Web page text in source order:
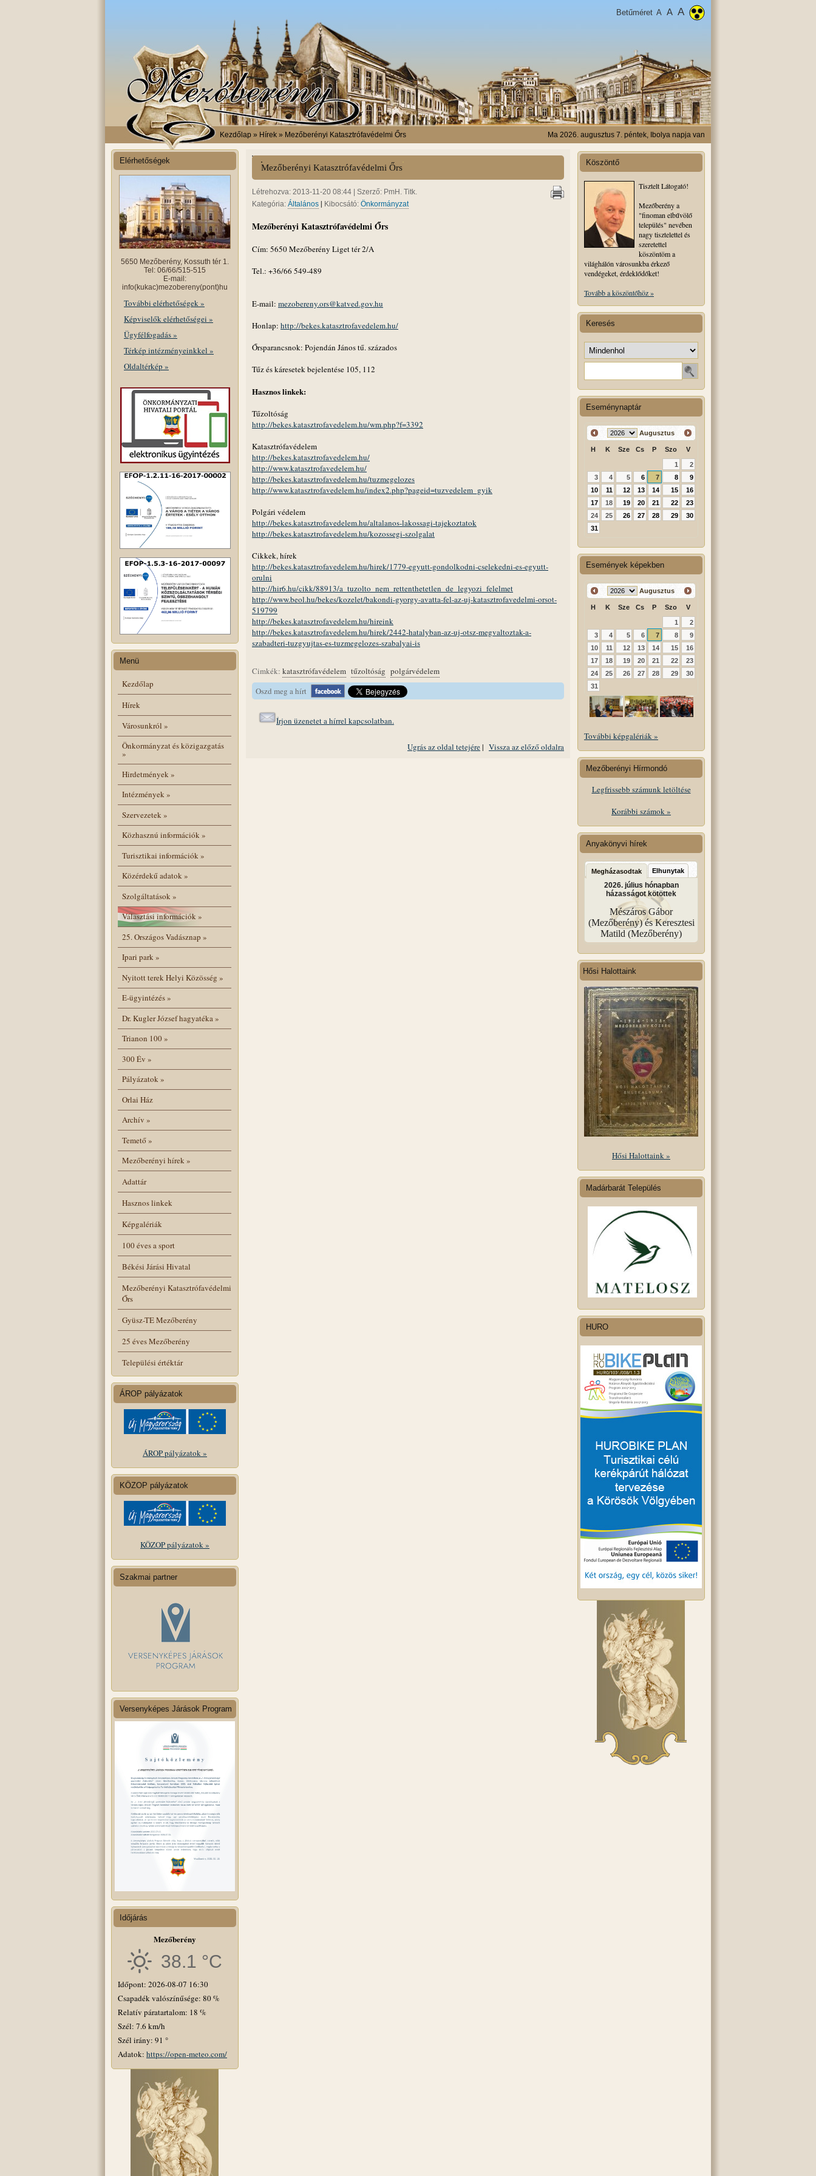
Betűméret A A A
Kezdőlap » Hírek » Mezőberényi Katasztrófavédelmi Őrs Ma 2026. augusztus 7. péntek, Ibolya napja van
Elérhetőségek
5650 Mezőberény, Kossuth tér 1.
Tel: 06/66/515-515
E-mail:
info(kukac)mezobereny(pont)hu
További elérhetőségek »
Képviselők elérhetőségei »
Ügyfélfogadás »
Térkép intézményeinkkel »
Oldaltérkép »
Menü
Kezdőlap
Hírek
Városunkról »
Önkormányzat és közigazgatás
»
Hirdetmények»
Intézmények»
Szervezetek»
Közhasznú információk»
Turisztikai információk»
Közérdekű adatok»
Szolgáltatások»
Választási információk»
25. Országos Vadásznap »
Ipari park»
Nyitott terek Helyi Közösség »
E-ügyintézés»
Dr. Kugler József hagyatéka»
Trianon 100»
300 Év »
Pályázatok»
Orlai Ház
Archív »
Temető»
Mezőberényi hírek»
Adattár
Hasznos linkek
Képgalériák
100 éves a sport
Békési Járási Hivatal
Mezőberényi Katasztrófavédelmi
Őrs
Gyüsz-TE Mezőberény
25 éves Mezőberény
Települési értéktár
ÁROP pályázatok
ÁROP pályázatok »
KÖZOP pályázatok
KÖZOP pályázatok »
Szakmai partner
Versenyképes Járások Program
Időjárás
Mezőberény
38.1 °C
Időpont: 2026-08-07 16:30
Csapadék valószínűsége: 80 %
Relatív páratartalom: 18 %
Szél: 7.6 km/h
Szél irány: 91 °
Adatok: https://open-meteo.com/
Mezőberényi Katasztrófavédelmi Őrs
Létrehozva: 2013-11-20 08:44 | Szerző: PmH. Titk.
Kategória: Általános | Kibocsátó: Önkormányzat
Mezőberényi Katasztrófavédelmi Őrs
Cím: 5650 Mezőberény Liget tér 2/A
Tel.: +36/66 549-489
E-mail: mezobereny.ors@katved.gov.hu
Honlap: http://bekes.katasztrofavedelem.hu/
Őrsparancsnok: Pojendán János tű. százados
Tűz és káresetek bejelentése 105, 112
Hasznos linkek:
Tűzoltóság
http://bekes.katasztrofavedelem.hu/wm.php?f=3392
Katasztrófavédelem
http://bekes.katasztrofavedelem.hu/
http://www.katasztrofavedelem.hu/
http://bekes.katasztrofavedelem.hu/tuzmegelozes
http://www.katasztrofavedelem.hu/index2.php?pageid=tuzvedelem_gyik
Polgári védelem
http://bekes.katasztrofavedelem.hu/altalanos-lakossagi-tajekoztatok
http://bekes.katasztrofavedelem.hu/kozossegi-szolgalat
Cikkek, hírek
http://bekes.katasztrofavedelem.hu/hirek/1779-egyutt-gondolkodni-cselekedni-es-egyutt-
orulni
http://hir6.hu/cikk/88913/a_tuzolto_nem_rettenthetetlen_de_legyozi_felelmet
http://www.beol.hu/bekes/kozelet/bakondi-gyorgy-avatta-fel-az-uj-katasztrofavedelmi-orsot-
519799
http://bekes.katasztrofavedelem.hu/hireink
http://bekes.katasztrofavedelem.hu/hirek/2442-hatalyban-az-uj-otsz-megvaltoztak-a-
szabadteri-tuzgyujtas-es-tuzmegelozes-szabalyai-is
Cimkék: katasztrófavédelem tűzoltóság polgárvédelem
Oszd meg a hírt
Írjon üzenetet a hírrel kapcsolatban.
Ugrás az oldal tetejére| Vissza az előző oldalra
Köszöntő
Tisztelt Látogató!
Mezőberény a
"finoman elbűvölő
település" nevében
nagy tisztelettel és
szeretettel
köszöntöm a
világhálón városunkba érkező
vendégeket, érdeklődőket!
Tovább a köszöntőhöz »
Keresés
Keresés helye
Eseménynaptár
Augusztus
H K Sze Cs P Szo V
1
2
3
4 5 6 7 8
9
10
11 12 13 14 15
16
17
18 19 20 21 22
23
24
25 26 27 28 29
30
31
Események képekben
Augusztus
H K Sze Cs P Szo V
1
2
3
4 5 6 7 8
9
10
11 12 13 14 15
16
17
18 19 20 21 22
23
24
25 26 27 28 29
30
31
További képgalériák »
Mezőberényi Hírmondó
Legfrissebb számunk letöltése
Korábbi számok »
Anyakönyvi hírek
Megházasodtak Elhunytak
2026. július hónapban
házasságot kötöttek
Mészáros Gábor
(Mezőberény) és Keresztesi
Matild (Mezőberény)
Hősi Halottaink
Hősi Halottaink »
Madárbarát Település
HURO